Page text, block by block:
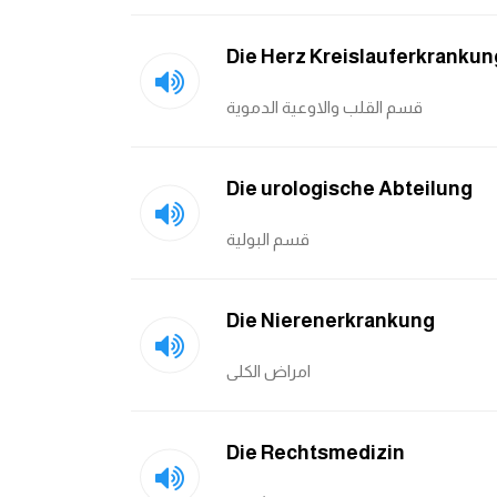
Die Herz
قسم القلب والاوعية الدموية
Die urologische Abteilung
قسم البولية
Die Nierenerkrankung
امراض الكلى
Die Rechtsmedizin